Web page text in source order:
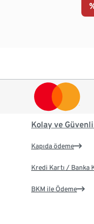
Kolay ve
Kapıda ödeme
Kredi Kartı / Banka
BKM ile Ödeme